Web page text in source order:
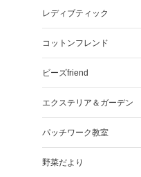
レディブティック
コットンフレンド
ビーズfriend
エクステリア＆ガーデン
パッチワーク教室
野菜だより